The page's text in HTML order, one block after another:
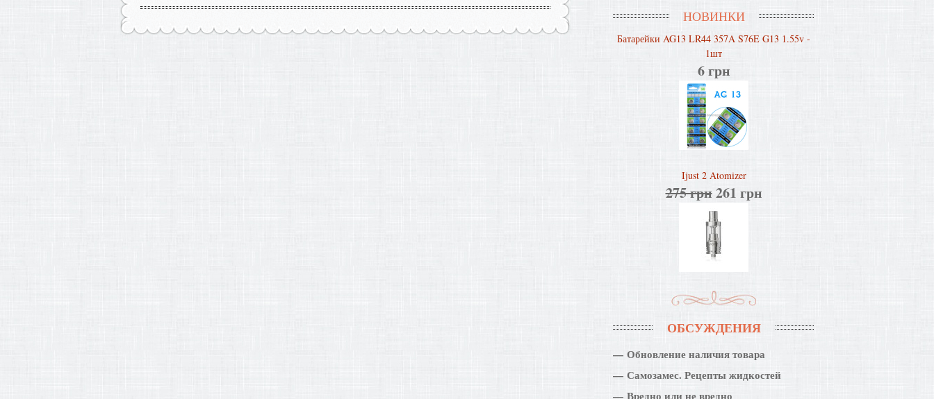
НОВИНКИ
Батарейки AG13 LR44 357A S76E G13 1.55v -
1шт
6 грн
Ijust 2 Atomizer
275 грн261 грн
ОБСУЖДЕНИЯ
Обновление наличия товара
Самозамес. Рецепты жидкостей
Вредно или не вредно